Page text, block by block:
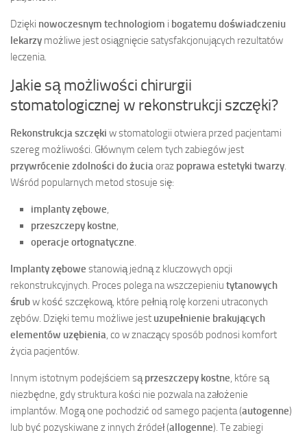
Dzięki nowoczesnym technologiom i bogatemu doświadczeniu
lekarzy możliwe jest osiągnięcie satysfakcjonujących rezultatów
leczenia.
Jakie są możliwości chirurgii
stomatologicznej w rekonstrukcji szczęki?
Rekonstrukcja szczęki w stomatologii otwiera przed pacjentami
szereg możliwości. Głównym celem tych zabiegów jest
przywrócenie zdolności do żuciaoraz poprawa estetyki twarzy.
Wśród popularnych metod stosuje się:
implanty zębowe,
przeszczepy kostne,
operacje ortognatyczne.
Implanty zębowe stanowią jedną z kluczowych opcji
rekonstrukcyjnych. Proces polega na wszczepieniu tytanowych
śrubw kość szczękową, które pełnią rolę korzeni utraconych
zębów. Dzięki temu możliwe jest uzupełnienie brakujących
elementów uzębienia, co w znaczący sposób podnosi komfort
życia pacjentów.
Innym istotnym podejściem sąprzeszczepy kostne, które są
niezbędne, gdy struktura kości nie pozwala na założenie
implantów. Mogą one pochodzić od samego pacjenta (autogenne)
lub być pozyskiwane z innych źródeł (allogenne). Te zabiegi